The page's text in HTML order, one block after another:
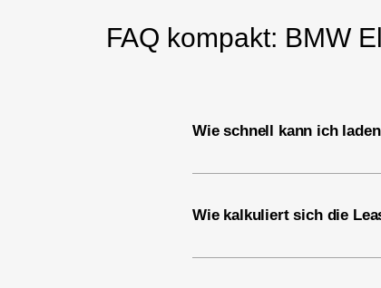
FAQ kompakt: BMW
Wie schnell kann ich
Wie kalkuliert sich die